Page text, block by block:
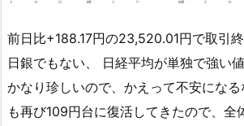
前日比+188.17円の23,520.01円で取引
日銀でもない、 日経平均が単独で強い
かなり珍しいので、かえって不安にな
も再び109円台に復活してきたので、全